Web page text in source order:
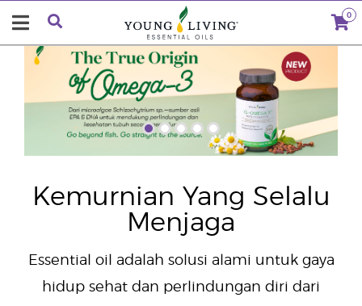
0
Kemurnian Yang Selalu
Menjaga
Essential oil adalah solusi alami untuk gaya
hidup sehat dan perlindungan diri dari